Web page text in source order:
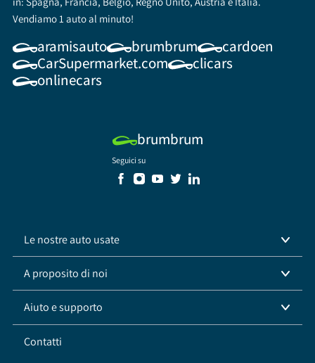
Vendiamo 1 auto al minuto!
aramisauto brumbrum
cardoen
CarSupermarket.com
clicars
onlinecars
brumbrum
Seguici su
Le nostre auto usate
A proposito di noi
Aiuto e supporto
Contatti